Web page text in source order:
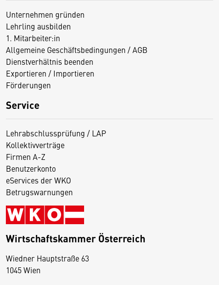
Unternehmen gründen
Lehrling ausbilden
1. Mitarbeiter:in
Allgemeine Geschäftsbedingungen / AGB
Dienstverhältnis beenden
Exportieren / Importieren
Förderungen
Service
Lehrabschlussprüfung / LAP
Kollektivverträge
Firmen A-Z
Benutzerkonto
eServices der WKO
Betrugswarnungen
Wirtschaftskammer Österreich
Wiedner Hauptstraße 63
1045 Wien
D